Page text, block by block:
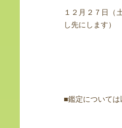
１２月２７日（
し先にします）
■鑑定については